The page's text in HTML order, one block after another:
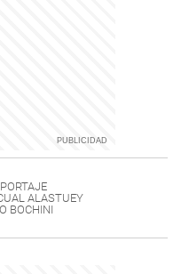
ALASTUEY
BOCHINI